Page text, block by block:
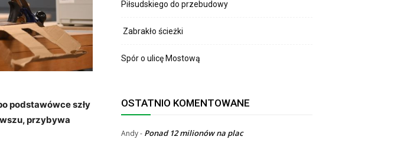
podstawówce szły
,przybywa
Piłsudskiego do przebudowy
Zabrakło ścieżki
Spór o ulicę Mostową
OSTATNIO KOMENTOWANE
Andy- Ponad 12 milionów na plac